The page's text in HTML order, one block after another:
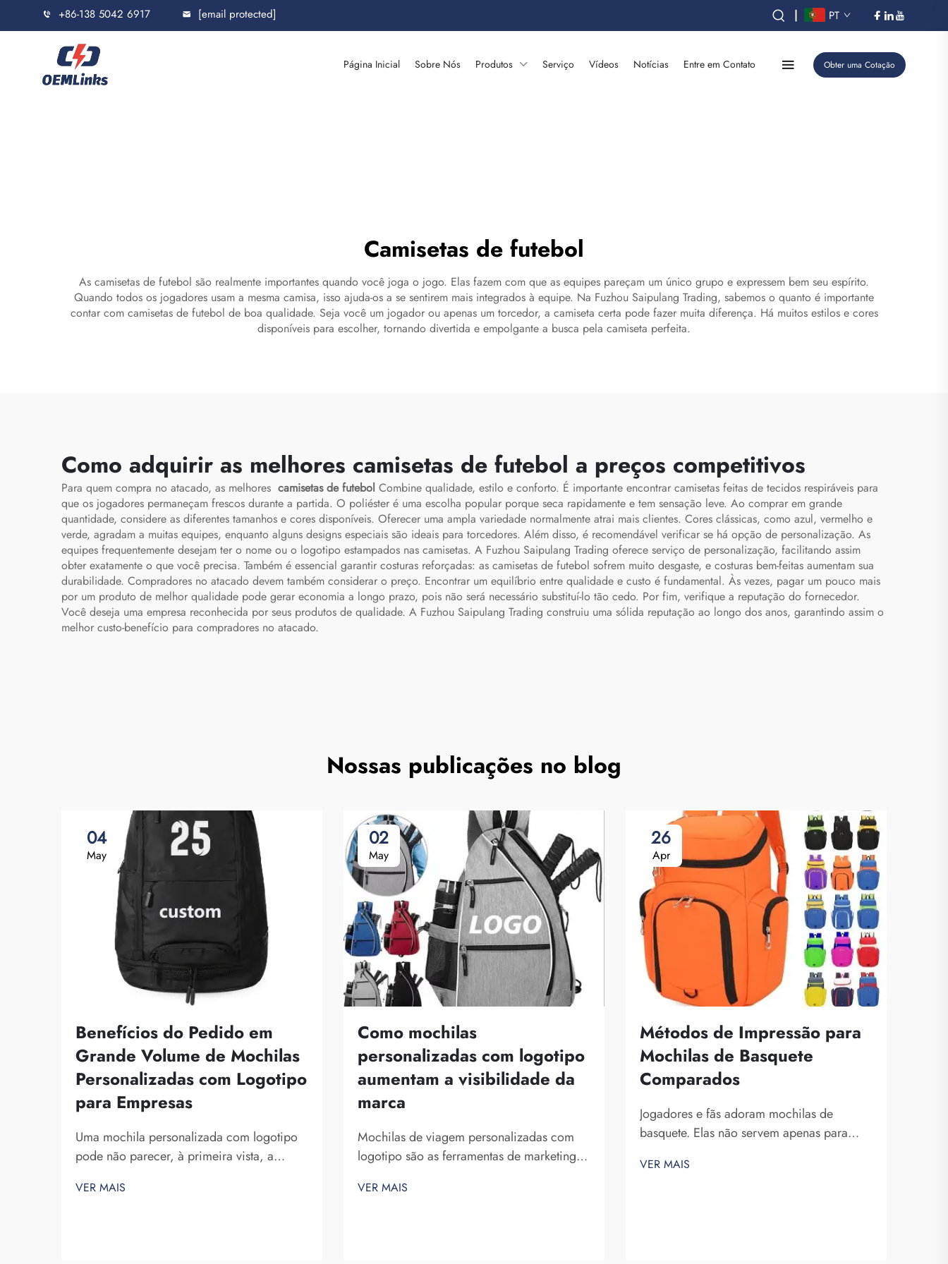
+86-138 5042 6917 [email protected] | PT
Página Inicial Sobre Nós Produtos Serviço Vídeos Notícias Entre em Contato Obter uma Cotação
Camisetas de futebol
As camisetas de futebol são realmente importantes quando você joga o jogo. Elas fazem com que as equipes pareçam um único grupo e expressem bem seu espírito.
Quando todos os jogadores usam a mesma camisa, isso ajuda-os a se sentirem mais integrados à equipe. Na Fuzhou Saipulang Trading, sabemos o quanto é importante
contar com camisetas de futebol de boa qualidade. Seja você um jogador ou apenas um torcedor, a camiseta certa pode fazer muita diferença. Há muitos estilos e cores
disponíveis para escolher, tornando divertida e empolgante a busca pela camiseta perfeita.
Como adquirir as melhores camisetas de futebol a preços competitivos
Para quem compra no atacado, as melhores camisetas de futebol Combine qualidade, estilo e conforto. É importante encontrar camisetas feitas de tecidos respiráveis para
que os jogadores permaneçam frescos durante a partida. O poliéster é uma escolha popular porque seca rapidamente e tem sensação leve. Ao comprar em grande
quantidade, considere as diferentes tamanhos e cores disponíveis. Oferecer uma ampla variedade normalmente atrai mais clientes. Cores clássicas, como azul, vermelho e
verde, agradam a muitas equipes, enquanto alguns designs especiais são ideais para torcedores. Além disso, é recomendável verificar se há opção de personalização. As
equipes frequentemente desejam ter o nome ou o logotipo estampados nas camisetas. A Fuzhou Saipulang Trading oferece serviço de personalização, facilitando assim
obter exatamente o que você precisa. Também é essencial garantir costuras reforçadas: as camisetas de futebol sofrem muito desgaste, e costuras bem-feitas aumentam sua
durabilidade. Compradores no atacado devem também considerar o preço. Encontrar um equilíbrio entre qualidade e custo é fundamental. Às vezes, pagar um pouco mais
por um produto de melhor qualidade pode gerar economia a longo prazo, pois não será necessário substituí-lo tão cedo. Por fim, verifique a reputação do fornecedor.
Você deseja uma empresa reconhecida por seus produtos de qualidade. A Fuzhou Saipulang Trading construiu uma sólida reputação ao longo dos anos, garantindo assim o
melhor custo-benefício para compradores no atacado.
Nossas publicações no blog
04
May
Benefícios do Pedido em
Grande Volume de Mochilas
Personalizadas com Logotipo
para Empresas
Uma mochila personalizada com logotipo
pode não parecer, à primeira vista, a
certamente ajuda-o a se destacar. A Fuzhou
VER MAIS
02
May
Como mochilas
personalizadas com logotipo
aumentam a visibilidade da
marca
Mochilas de viagem personalizadas com
logotipo são as ferramentas de marketing
você expor seu nome de marca diante de
VER MAIS
26
Apr
Métodos de Impressão para
Mochilas de Basquete
Comparados
Jogadores e fãs adoram mochilas de
basquete. Elas não servem apenas para
também para exibir o espírito da equipe e
VER MAIS